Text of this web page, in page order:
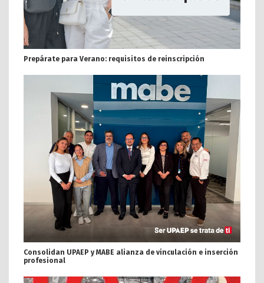
Prepárate para Verano: requisitos de reinscripción
Consolidan UPAEP y MABE alianza de vinculación e inserción
profesional